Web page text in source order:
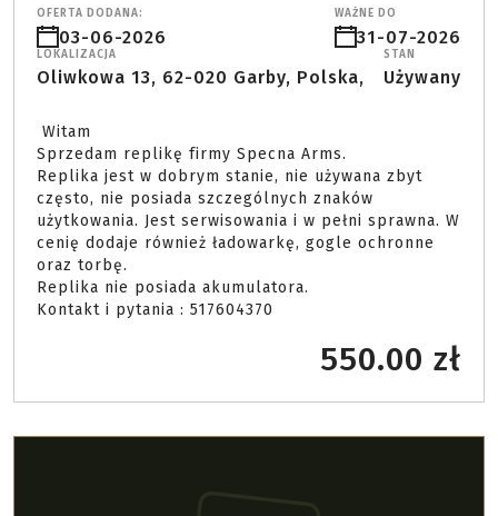
OFERTA DODANA:
03-06-2026
WAŻNE DO
31-07-2026
LOKALIZACJA
Oliwkowa 13, 62-020 Garby, Polska,
STAN
Używany
Sprzedam replikę firmy Specna Arms.
Replika jest w dobrym stanie, nie używana zbyt
często, nie posiada szczególnych znaków
użytkowania. Jest serwisowania i w pełni sprawna. W
cenię dodaje również ładowarkę, gogle ochronne
oraz torbę.
Replika nie posiada akumulatora.
Kontakt i pytania : 517604370
550.00 zł